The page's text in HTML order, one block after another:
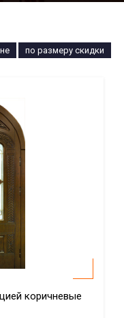
по размеру скидки
коричневые